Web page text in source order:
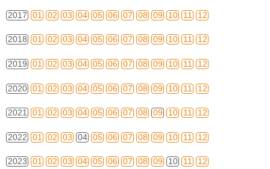
2017 01 02 03 04 05 06 07 08 09 10 11 12
2018 01 02 03 04 05 06 07 08 09 10 11 12
2019 01 02 03 04 05 06 07 08 09 10 11 12
2020 01 02 03 04 05 06 07 08 09 10 11 12
2021 01 02 03 04 05 06 07 08 09 10 11 12
2022 01 02 03 04 05 06 07 08 09 10 11 12
2023 01 02 03 04 05 06 07 08 09 10 11 12